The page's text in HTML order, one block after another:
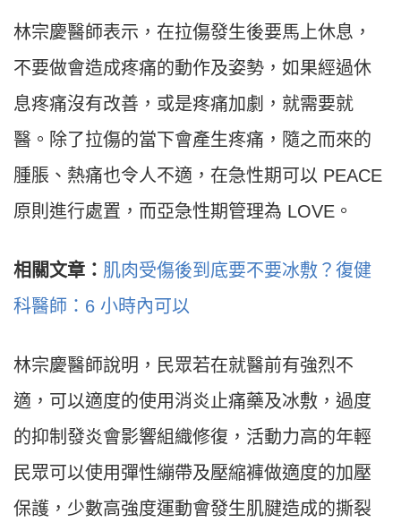
林宗慶醫師表示，在拉傷發生後要馬上休息，
不要做會造成疼痛的動作及姿勢，如果經過休
息疼痛沒有改善，或是疼痛加劇，就需要就
醫。除了拉傷的當下會產生疼痛，隨之而來的
腫脹、熱痛也令人不適，在急性期可以 PEACE
原則進行處置，而亞急性期管理為 LOVE。
相關文章： 肌肉受傷後到底要不要冰敷？復健
科醫師：6 小時內可以
林宗慶醫師說明，民眾若在就醫前有強烈不
適，可以適度的使用消炎止痛藥及冰敷，過度
的抑制發炎會影響組織修復，活動力高的年輕
民眾可以使用彈性繃帶及壓縮褲做適度的加壓
保護，少數高強度運動會發生肌腱造成的撕裂